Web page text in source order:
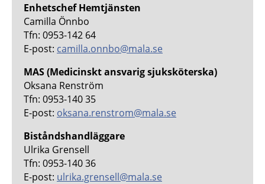
Enhetschef Hemtjänsten
Camilla Önnbo
Tfn: 0953-142 64
E-post: camilla.onnbo@mala.se
MAS(Medicinskt ansvarig sjuksköterska)
Oksana Renström
Tfn: 0953-140 35
E-post: oksana.renstrom@mala.se
Biståndshandläggare
Ulrika Grensell
Tfn: 0953-140 36
E-post: ulrika.grensell@mala.se